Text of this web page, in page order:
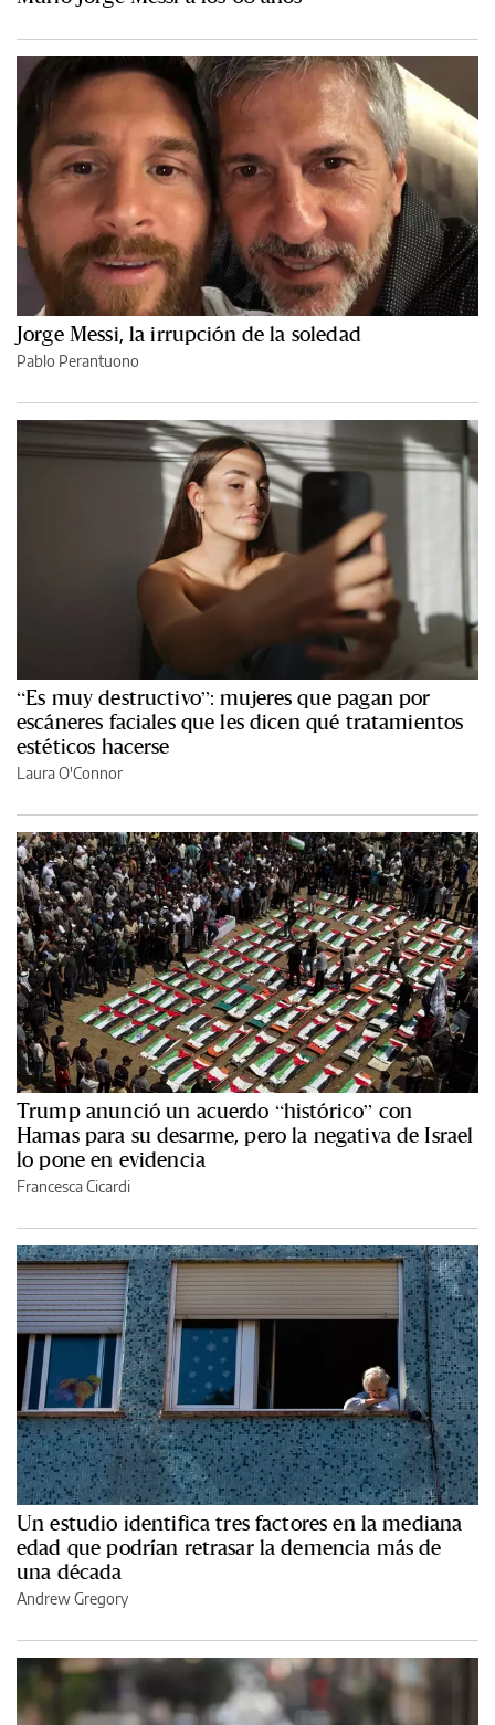
Jorge Messi, la irrupción de la soledad
Pablo Perantuono
“Es muy destructivo”: mujeres que pagan por
escáneres faciales que les dicen qué tratamientos
estéticos hacerse
Laura O'Connor
Trump anunció un acuerdo “histórico” con
Hamas para su desarme, pero la negativa de Israel
lo pone en evidencia
Francesca Cicardi
Un estudio identifica tres factores en la mediana
edad que podrían retrasar la demencia más de
una década
Andrew Gregory